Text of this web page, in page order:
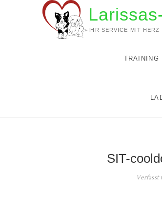
IHR SERVICE MIT HERZ
TRAINING
SIT-
Verfasst